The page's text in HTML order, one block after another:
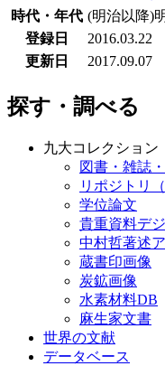
時代・年代 (明治以降)
登録日
2016.03.22
更新日
2017.09.07
探す・調べる
九大コレクション
図書・雑誌
リポジトリ（
学位論文
貴重資料デ
中村哲著述
蔵書印画像
炭鉱画像
水素材料DB
麻生家文書
世界の文献
データベース